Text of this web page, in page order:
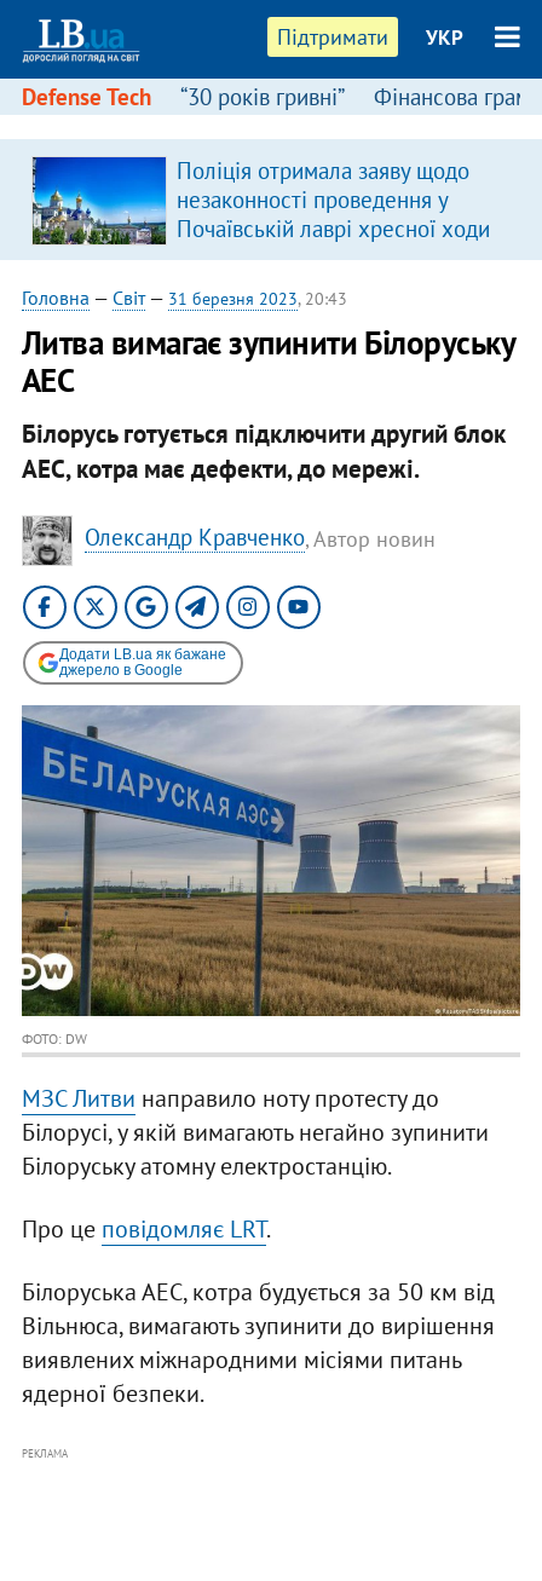
Підтримати УКР
Defense Tech “30 років гривні” Фінансова
Поліція отримала заяву щодо
незаконності проведення у
Почаївській лаврі хресної ходи
Головна — Світ— 31 березня 2023, 20:43
Литва вимагає зупинити Білоруську
АЕС
Білорусь готується підключити другий блок
АЕС, котра має дефекти, до мережі.
Олександр Кравченко, Автор новин
Додати LB.ua як бажане
джерело в Google
ФОТО: DW
МЗС Литви направило ноту протесту до
Білорусі, у якій вимагають негайно зупинити
Білоруську атомну електростанцію.
Про це повідомляє LRT.
Білоруська АЕС, котра будується за 50 км від
Вільнюса, вимагають зупинити до вирішення
виявлених міжнародними місіями питань
ядерної безпеки.
РЕКЛАМА